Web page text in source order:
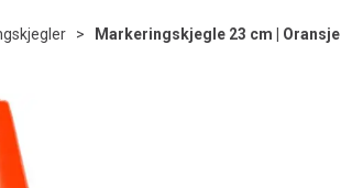
> Markeringskjegle 23 cm | Oransje